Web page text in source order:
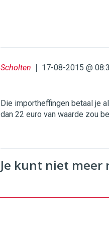
Scholten 17-08-2015 @
Die importheffingen betaal je
dan 22 euro van waarde zou
Je kunt niet meer